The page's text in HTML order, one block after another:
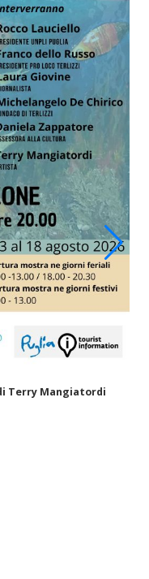
Terry Mangiatordi